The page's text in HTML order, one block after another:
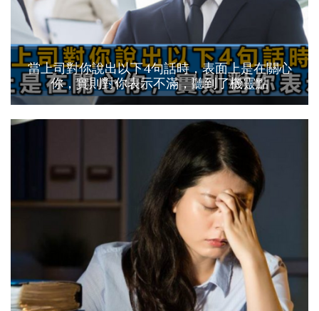
當上司對你說出以下4句話時，表面上是在關心
你，實則對你表示不滿，聽到了機靈點